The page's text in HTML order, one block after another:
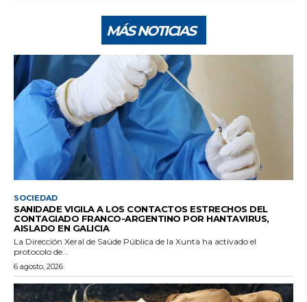
MÁS NOTICIAS
SOCIEDAD
SANIDADE VIGILA A LOS CONTACTOS ESTRECHOS DEL
CONTAGIADO FRANCO-ARGENTINO POR HANTAVIRUS,
AISLADO EN GALICIA
La Dirección Xeral de Saúde Pública de la Xunta ha activado el
protocolo de...
6 agosto, 2026